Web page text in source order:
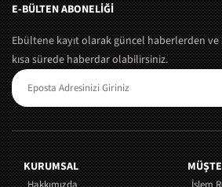
E-BÜLTEN ABONELİĞİ
Ebültene kayıt olarak güncel haberlerden ve
kısa sürede haberdar olabilirsiniz.
KURUMSAL